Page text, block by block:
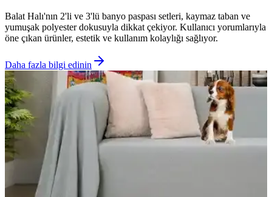
Balat Halı'nın 2'li ve 3'lü banyo paspası setleri, kaymaz taban ve
yumuşak polyester dokusuyla dikkat çekiyor. Kullanıcı yorumlarıyla
öne çıkan ürünler, estetik ve kullanım kolaylığı sağlıyor.
Daha fazla bilgi edinin